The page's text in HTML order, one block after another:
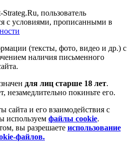
пользователь
с условиями, прописанными в
(тексты, фото, видео и др.) с
наличия письменного
для лиц старше 18 лет.
незамедлительно покиньте его.
сайта и его взаимодействия с
используем файлы cookie.
вы разрешаете использование
файлов.